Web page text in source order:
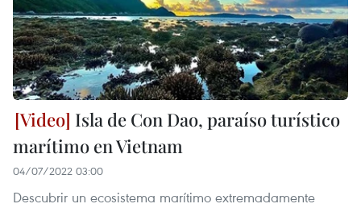
Isla de Con Dao, paraíso turístico
marítimo en Vietnam
04/07/2022 03:00
Descubrir un ecosistema marítimo extremadamente